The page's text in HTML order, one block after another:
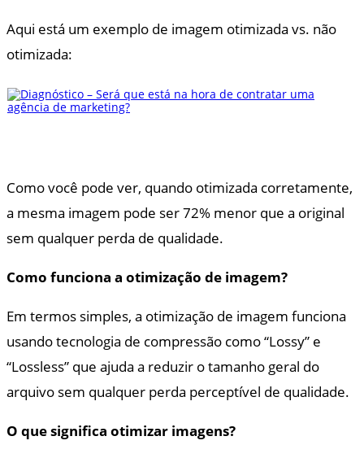
Aqui está um exemplo de imagem otimizada vs. não
otimizada:
Como você pode ver, quando otimizada corretamente,
a mesma imagem pode ser 72% menor que a original
sem qualquer perda de qualidade.
Como funciona a otimização de imagem?
Em termos simples, a otimização de imagem funciona
usando tecnologia de compressão como “Lossy” e
“Lossless” que ajuda a reduzir o tamanho geral do
arquivo sem qualquer perda perceptível de qualidade.
O que significa otimizar imagens?